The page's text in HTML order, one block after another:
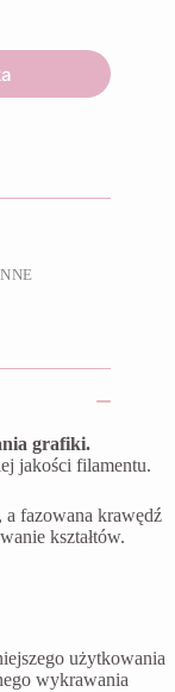
grafiki.
jakości filamentu.
fazowana krawędź
kształtów.
użytkowania
wykrawania